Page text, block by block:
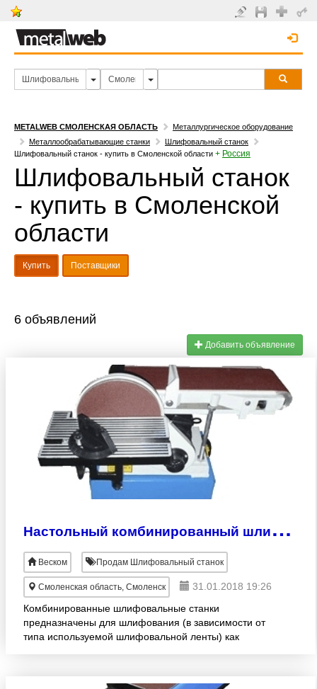
METALWEB СМОЛЕНСКАЯ ОБЛАСТЬ
Металлургическое оборудование
Металлообрабатывающие станки
Шлифовальный станок
Шлифовальный станок - купить в Смоленской области + Россия
Шлифовальный станок
- купить в Смоленской
области
Купить Поставщики
6 объявлений
Добавить объявление
Н
астольный комбинированный шлифовальный станок BDS-150/230
Веском Продам Шлифовальный станок
Смоленская область, Смоленск
31.01.2018 19:26
Комбинированные шлифовальные станки
предназначены для шлифования (в зависимости от
типа используемой шлифовальной ленты) как